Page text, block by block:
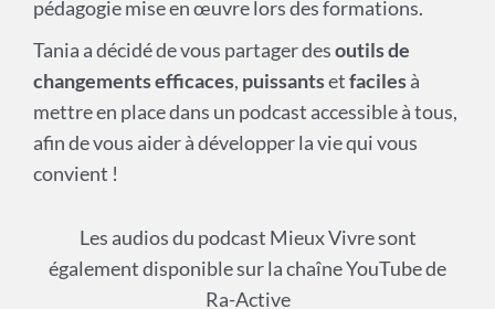
pédagogie mise en œuvre lors des formations.
Tania a décidé de vous partager desoutils de
changements efficaces, puissantsetfacilesà
mettre en place dans un podcast accessible à tous,
afin de vous aider à développer la vie qui vous
convient !
Les audios du podcast Mieux Vivre sont
également disponible sur la chaîne YouTube de
Ra-Active